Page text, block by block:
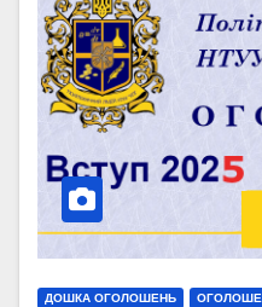
ДОШКА ОГОЛОШЕНЬ